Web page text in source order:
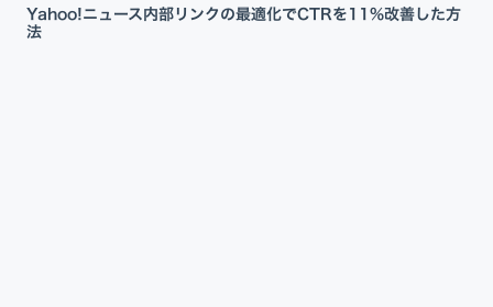
Yahoo!ニュース内部リンクの最適化でCTRを11%改善した方
法